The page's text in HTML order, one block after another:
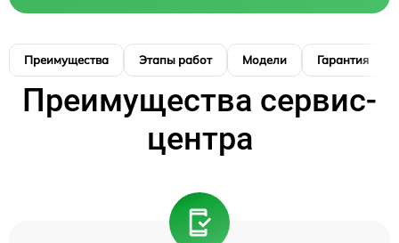
Преимущества Этапы работ Модели Гарантия
Преимущества сервис-
центра